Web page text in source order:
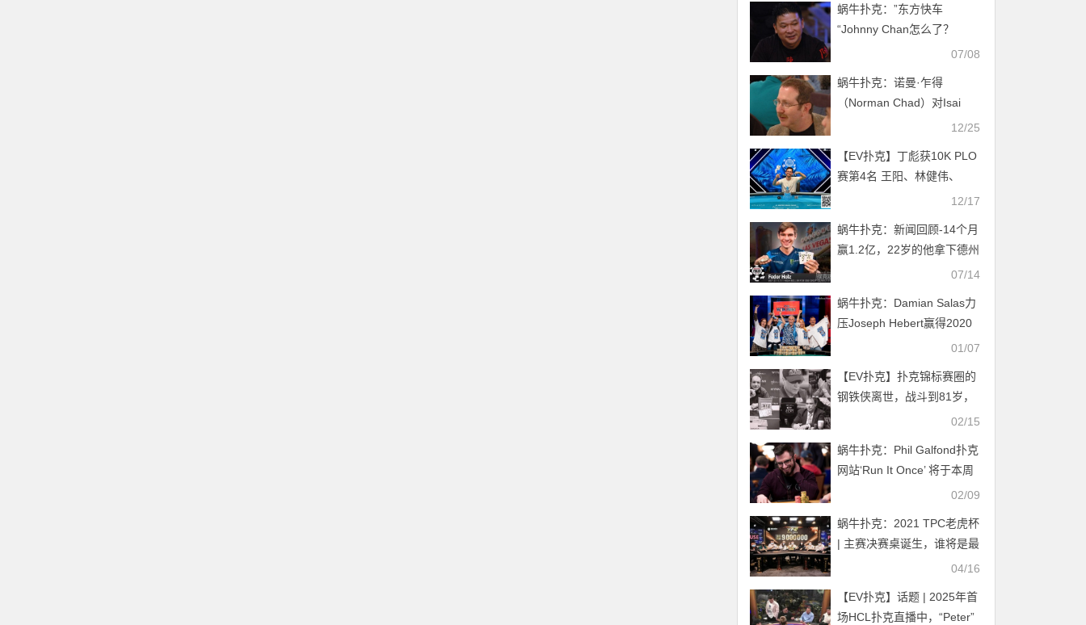
蜗牛扑克：”东方快车
“Johnny Chan怎么了？
07/08
蜗牛扑克：诺曼·乍得
（Norman Chad）对Isai
Scheinberg的扑克名人堂提
12/25
【EV扑克】丁彪获10K PLO
赛第4名 王阳、林健伟、
Andy Ni闯入25K超级主赛12/17
蜗牛扑克：新闻回顾-14个月
赢1.2亿，22岁的他拿下德州
07/14
蜗牛扑克：Damian Salas力
压Joseph Hebert赢得2020
01/07
【EV扑克】扑克锦标赛圈的
钢铁侠离世，战斗到81岁，
02/15
蜗牛扑克：Phil Galfond扑克
网站‘Run It Once’ 将于本周
02/09
蜗牛扑克：2021 TPC老虎杯
| 主赛决赛桌诞生，谁将是最
04/16
【EV扑克】话题 | 2025年首
场HCL扑克直播中，“Peter”